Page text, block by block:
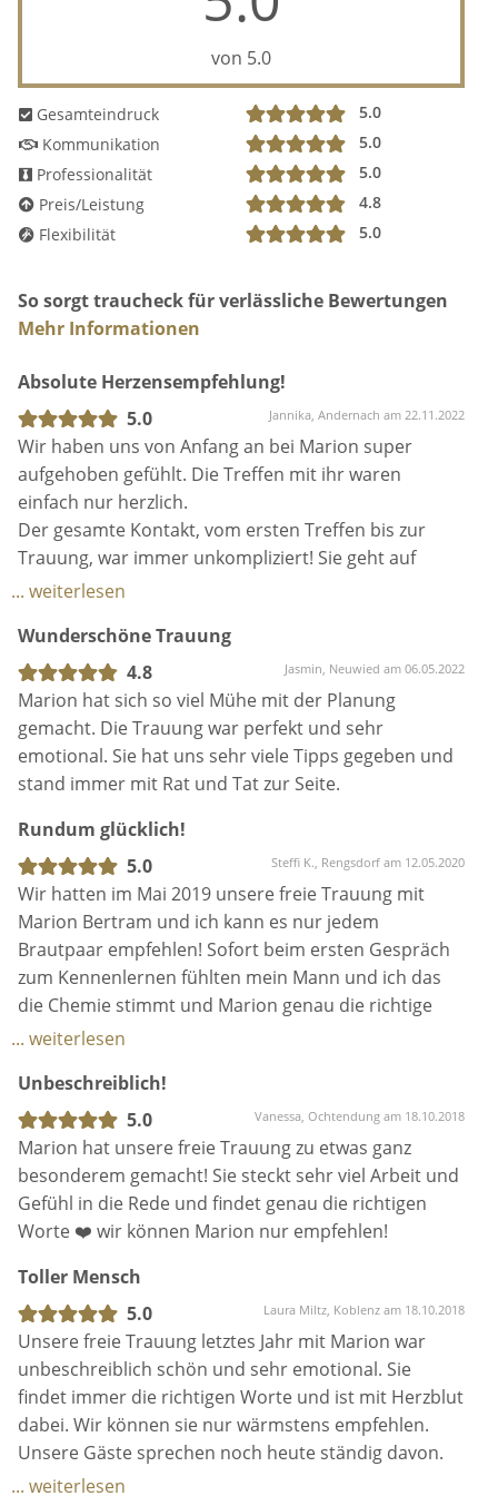
von 5.0
Gesamteindruck
5.0
Kommunikation
5.0
Professionalität
5.0
Preis/Leistung
4.8
Flexibilität
5.0
So sorgt traucheck für verlässliche Bewertungen
Mehr Informationen
Absolute Herzensempfehlung!
5.0
Jannika, Andernach am 22.11.2022
Wir haben uns von Anfang an bei Marion super
aufgehoben gefühlt. Die Treffen mit ihr waren
einfach nur herzlich.
Der gesamte Kontakt, vom ersten Treffen bis zur
Trauung, war immer unkompliziert! Sie geht auf
jeden Wunsch ein und hat viele tolle, kreative Ideen.
wunderschön, tief berührend und unvergesslich!
Nochmals vielen Dank, liebe Marion, dass du uns an
unseren schönsten Tag begleitet hast!
... weiterlesen
Wunderschöne Trauung
4.8
Jasmin, Neuwied am 06.05.2022
Marion hat sich so viel Mühe mit der Planung
gemacht. Die Trauung war perfekt und sehr
emotional. Sie hat uns sehr viele Tipps gegeben und
stand immer mit Rat und Tat zur Seite.
Rundum glücklich!
5.0
Steffi K., Rengsdorf am 12.05.2020
Wir hatten im Mai 2019 unsere freie Trauung mit
Marion Bertram und ich kann es nur jedem
Brautpaar empfehlen! Sofort beim ersten Gespräch
zum Kennenlernen fühlten mein Mann und ich das
die Chemie stimmt und Marion genau die richtige
Traurednerin für uns war. Sehr sympathisch machte
würde uns empfehlen sich auch noch mit
einer/einem anderen Trauredner/in zu treffen, dsmit
man einen Vergleich habe. Mein Mann und ich haben
diese Empfehlung nicht umgesetzt, denn wir waren
uns sicher und wurden nicht enttäuscht.
Kommunikation, Ideen, Umsetzung von Wünschen
Feinsten. Marion nimmt sich so viel Zeit und ist
immer ansprechbar, am Tag vor der Trauung kam
sie sogar zur Location um mit uns nocheinmal alles
durch zu sprechen und den Ort der Trauung zu
sehen. Dir gesamte Zeremonie war ein Fest und von
Beginn an auf und abgestimmt bis zum letzten Wort.
Alle Kleinigkeiten die wir mitgeteilt hatten und uns
gewünschten haben wurden berücksichtigt. Viele
... weiterlesen
Unbeschreiblich!
5.0
Vanessa, Ochtendung am 18.10.2018
Marion hat unsere freie Trauung zu etwas ganz
besonderem gemacht! Sie steckt sehr viel Arbeit und
Gefühl in die Rede und findet genau die richtigen
Worte ❤️ wir können Marion nur empfehlen!
Toller Mensch
5.0
Laura Miltz, Koblenz am 18.10.2018
Unsere freie Trauung letztes Jahr mit Marion war
unbeschreiblich schön und sehr emotional. Sie
findet immer die richtigen Worte und ist mit Herzblut
dabei. Wir können sie nur wärmstens empfehlen.
Unsere Gäste sprechen noch heute ständig davon.
Wir sind sehr froh diesen tollen Menschen
... weiterlesen